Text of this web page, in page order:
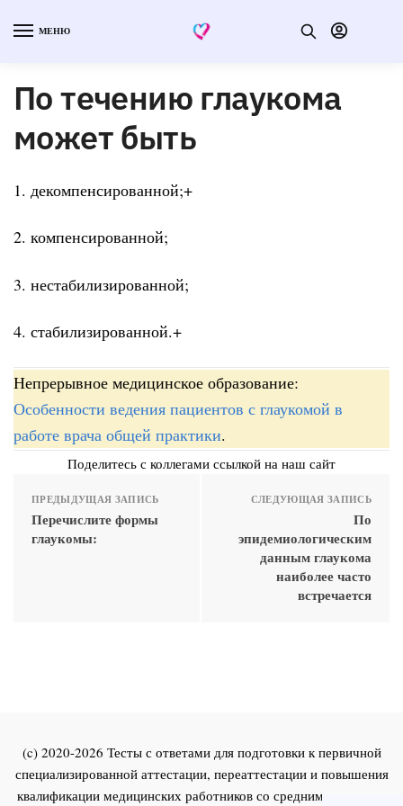
МЕНЮ
По течению глаукома
может быть
1. декомпенсированной;+
2. компенсированной;
3. нестабилизированной;
4. стабилизированной.+
Непрерывное медицинское образование:
Особенности ведения пациентов с глаукомой в
работе врача общей практики.
Поделитесь с коллегами ссылкой на наш сайт
ПРЕДЫДУЩАЯ ЗАПИСЬ
Перечислите формы
глаукомы:
СЛЕДУЮЩАЯ ЗАПИСЬ
По
эпидемиологическим
данным глаукома
наиболее часто
встречается
(c) 2020-2026 Тесты с ответами для подготовки к первичной
специализированной аттестации, переаттестации и повышения
квалификации медицинских работников со средним и высшим